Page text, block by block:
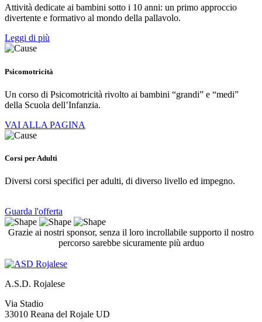
Attività dedicate ai bambini sotto i 10 anni: un primo approccio
divertente e formativo al mondo della pallavolo.
Leggi di più
Psicomotricità
Un corso di Psicomotricità rivolto ai bambini “grandi” e “medi”
della Scuola dell’Infanzia.
VAI ALLA PAGINA
Corsi per Adulti
Diversi corsi specifici per adulti, di diverso livello ed impegno.
Guarda l'offerta
Grazie ai nostri sponsor, senza il loro incrollabile supporto il nostro
percorso sarebbe sicuramente più arduo
A.S.D. Rojalese
Via Stadio
33010 Reana del Rojale UD